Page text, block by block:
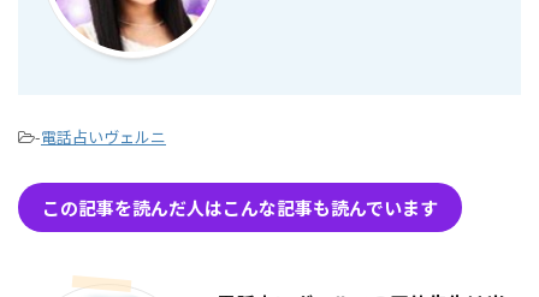
-電話占いヴェルニ
この記事を読んだ人はこんな記事も読んでいます